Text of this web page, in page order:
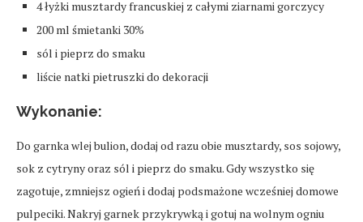
4 łyżki musztardy francuskiej z całymi ziarnami gorczycy
200 ml śmietanki 30%
sól i pieprz do smaku
liście natki pietruszki do dekoracji
Wykonanie:
Do garnka wlej bulion, dodaj od razu obie musztardy, sos sojowy,
sok z cytryny oraz sól i pieprz do smaku. Gdy wszystko się
zagotuje, zmniejsz ogień i dodaj podsmażone wcześniej domowe
pulpeciki. Nakryj garnek przykrywką i gotuj na wolnym ogniu